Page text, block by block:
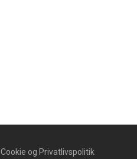
Cookie og Privatlivspolitik